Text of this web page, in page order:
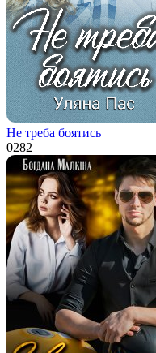
Не треба боятись
0282